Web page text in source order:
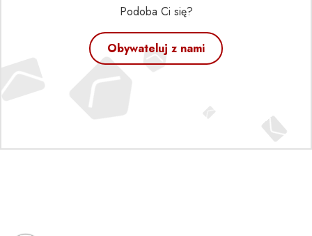
Podoba Ci się?
Obywateluj z nami